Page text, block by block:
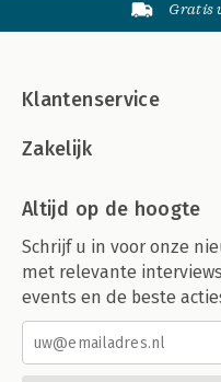
Gratis
Klantenservice
Zakelijk
Altijd op de hoogte
Schrijf u in voor onze
met relevante
events en de beste